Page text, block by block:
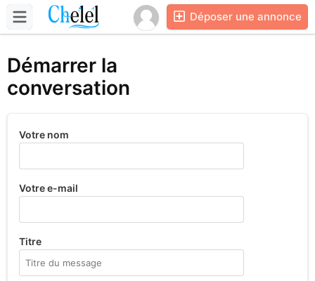
Déposer une annonce
Démarrer la
conversation
Votre nom
Votre e-mail
Titre